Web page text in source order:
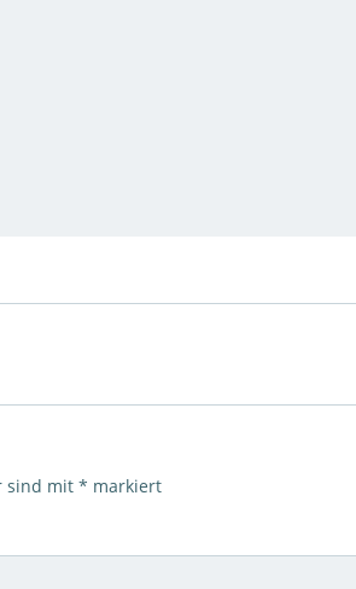
sind mit * markiert